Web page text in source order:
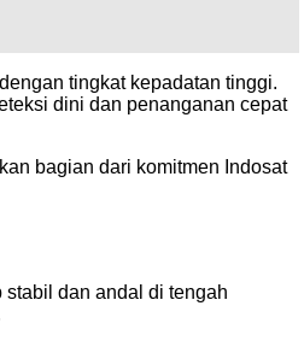
tingkat kepadatan tinggi.
dini dan penanganan cepat
bagian dari komitmen Indosat
dan andal di tengah